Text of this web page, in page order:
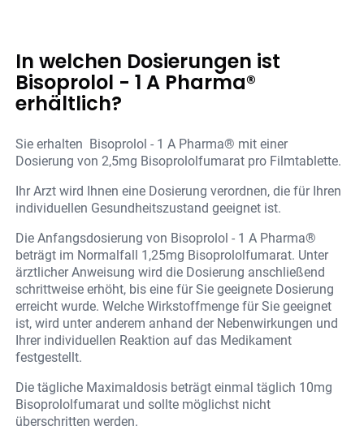
In welchen Dosierungen ist
Bisoprolol - 1 A Pharma®
erhältlich?
Sie erhalten Bisoprolol - 1 A Pharma® mit einer
Dosierung von 2,5mg Bisoprololfumarat pro Filmtablette.
Ihr Arzt wird Ihnen eine Dosierung verordnen, die für Ihren
individuellen Gesundheitszustand geeignet ist.
Die Anfangsdosierung von Bisoprolol - 1 A Pharma®
beträgt im Normalfall 1,25mg Bisoprololfumarat. Unter
ärztlicher Anweisung wird die Dosierung anschließend
schrittweise erhöht, bis eine für Sie geeignete Dosierung
erreicht wurde. Welche Wirkstoffmenge für Sie geeignet
ist, wird unter anderem anhand der Nebenwirkungen und
Ihrer individuellen Reaktion auf das Medikament
festgestellt.
Die tägliche Maximaldosis beträgt einmal täglich 10mg
Bisoprololfumarat und sollte möglichst nicht
überschritten werden.